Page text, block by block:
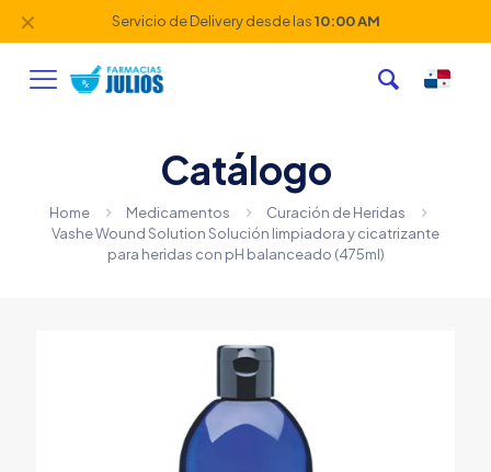
Servicio de Delivery desde las10:00 AM
✕
Catálogo
Home Medicamentos
Curación de Heridas
Vashe Wound Solution Solución limpiadora y cicatrizante
para heridas con pH balanceado (475ml)